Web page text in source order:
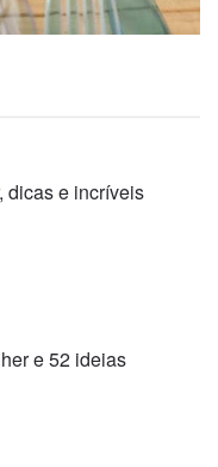
dicas e incríveis
e 52 ideias